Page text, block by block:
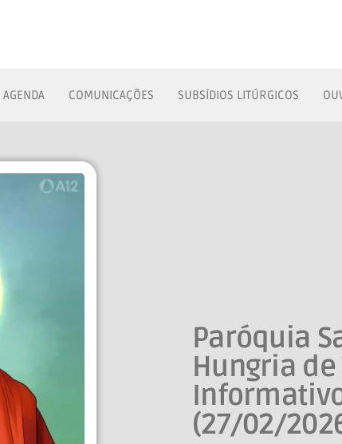
AGENDA COMUNICAÇÕES SUBSÍDIOS LITÚRGICOS
Paróquia
Hungria
(27/02/